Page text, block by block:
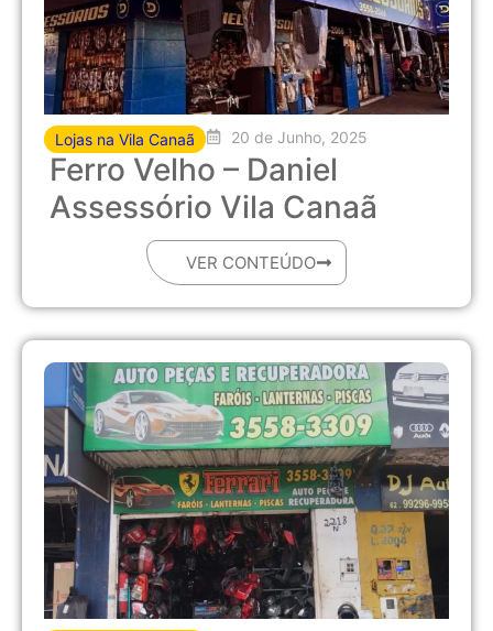
Lojas na Vila Canaã 20 de Junho, 2025
Ferro Velho – Daniel
Assessório Vila Canaã
VER CONTEÚDO